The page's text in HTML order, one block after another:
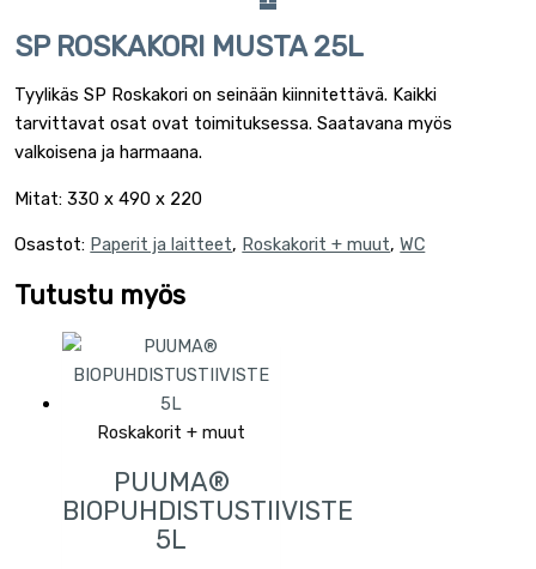
SP ROSKAKORI MUSTA 25L
Tyylikäs SP Roskakori on seinään kiinnitettävä. Kaikki
tarvittavat osat ovat toimituksessa. Saatavana myös
valkoisena ja harmaana.
Mitat: 330 x 490 x 220
Osastot: Paperit ja laitteet, Roskakorit + muut,WC
Tutustu myös
Roskakorit + muut
PUUMA®
BIOPUHDISTUSTIIVISTE
5L